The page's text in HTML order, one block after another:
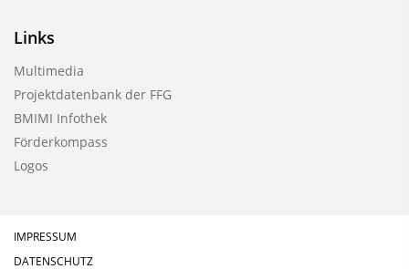
Links
Multimedia
Projektdatenbank der FFG
BMIMI Infothek
Förderkompass
Logos
IMPRESSUM
DATENSCHUTZ